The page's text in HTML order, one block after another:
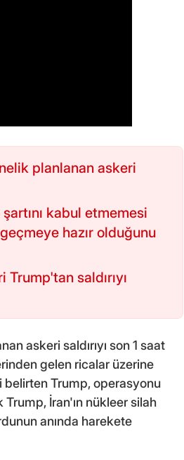
planlanan askeri
kabul etmemesi
hazır olduğunu
saldırıyı
askeri saldırıyı son 1 saat
gelen ricalar üzerine
Trump, operasyonu
Trump, İran'ın nükleer silah
anında harekete